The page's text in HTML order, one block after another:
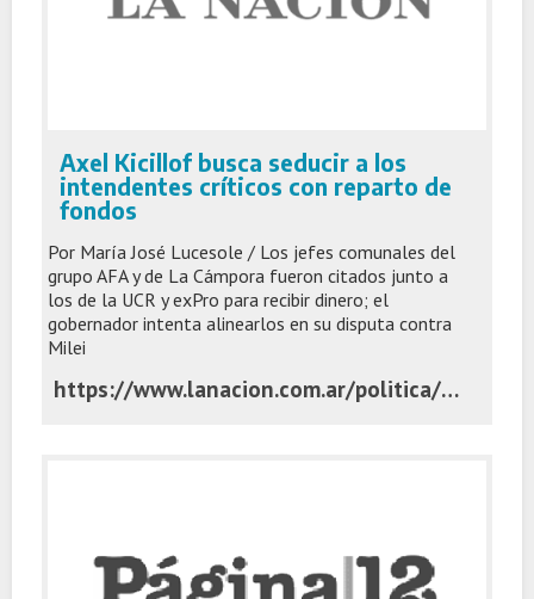
Axel Kicillof busca seducir a los
intendentes críticos con reparto de
fondos
Por María José Lucesole / Los jefes comunales del
grupo AFA y de La Cámpora fueron citados junto a
los de la UCR y exPro para recibir dinero; el
gobernador intenta alinearlos en su disputa contra
Milei
https://www.lanacion.com.ar/politica/axel-kicillof-busca-seducir-a-los-intendentes-criticos-con-reparto-de-fondos-nid07072026/